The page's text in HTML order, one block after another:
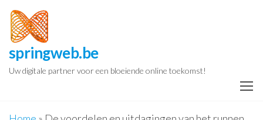
Spring
naar
de
inhoud
springweb.be
Uw digitale partner voor een bloeiende online toekomst!